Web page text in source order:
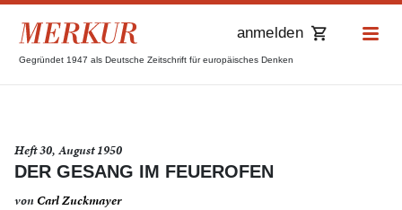
Gegründet 1947 als Deutsche Zeitschrift für europäisches Denken
anmelden
Heft 30, August 1950
DER GESANG IM FEUEROFEN
vonCarl Zuckmayer